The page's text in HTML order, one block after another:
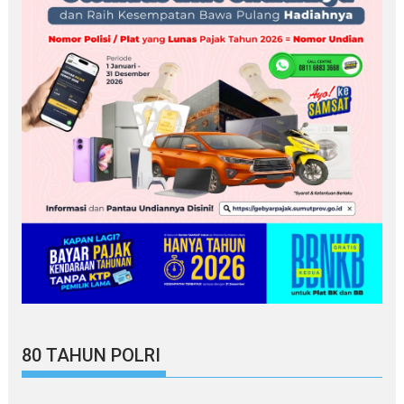
80 TAHUN POLRI